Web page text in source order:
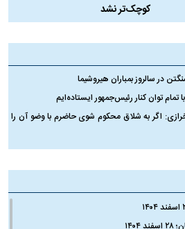
کوچک‌تر نشد
در سالروز بمباران هیروشیما
تمام توان کنار رئیس‌جمهور ایستاده‌ایم
اگر به شلاق محکوم شوی حاضرم با وضو آن را